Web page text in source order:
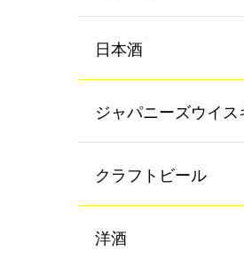
日本酒
ジャパニーズウイス
クラフトビール
洋酒